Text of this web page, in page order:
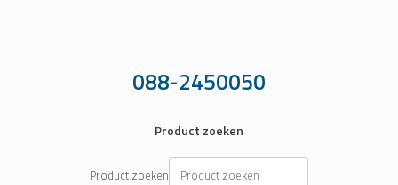
088-2450050
Product zoeken
Product zoeken